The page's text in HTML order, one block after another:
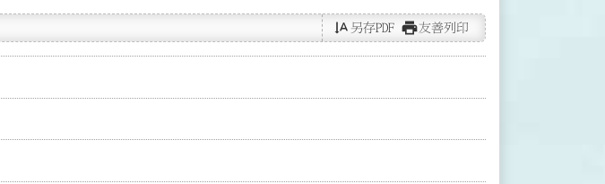
text_rotate_vertical 另存PDF print友善列印